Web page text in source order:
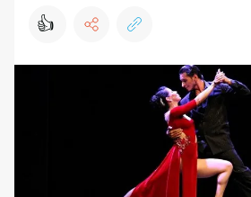
👍